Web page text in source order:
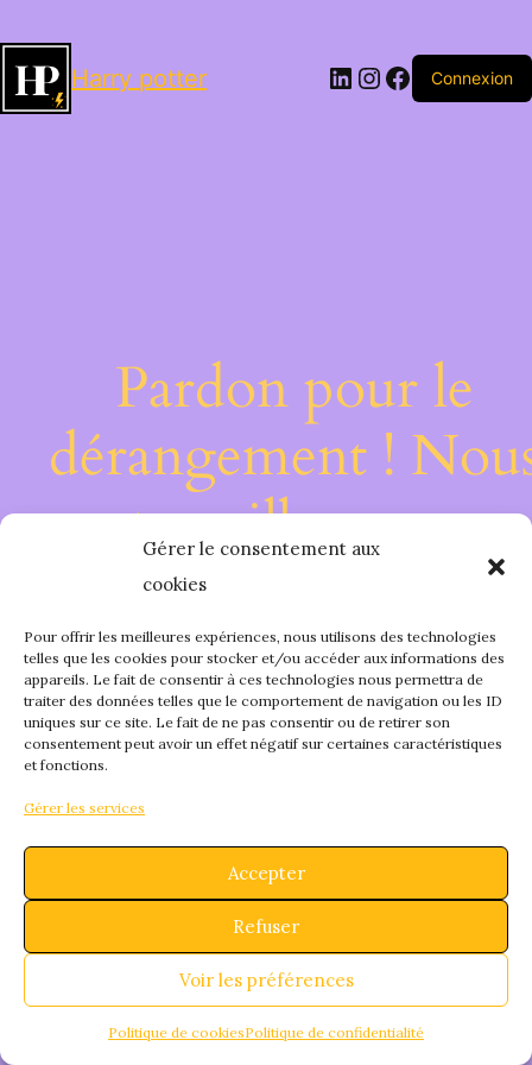
Gérer le consentement aux
cookies
Pour offrir les meilleures expériences, nous utilisons des technologies
telles que les cookies pour stocker et/ou accéder aux informations des
appareils. Le fait de consentir à ces technologies nous permettra de
traiter des données telles que le comportement de navigation ou les ID
uniques sur ce site. Le fait de ne pas consentir ou de retirer son
consentement peut avoir un effet négatif sur certaines caractéristiques
et fonctions.
Gérer les services
Accepter
Refuser
Voir les préférences
Politique de cookiesPolitique de confidentialité
Harry potter LinkedIn
Instagram
Facebook
Connexion
Pardon pour le
dérangement !
travaillons sur
quelque chose de
fantastique –
bientôt !